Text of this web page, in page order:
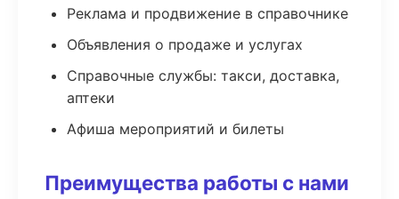
Реклама и продвижение в справочнике
Объявления о продаже и услугах
Справочные службы: такси, доставка,
аптеки
Афиша мероприятий и билеты
Преимущества работы с нами